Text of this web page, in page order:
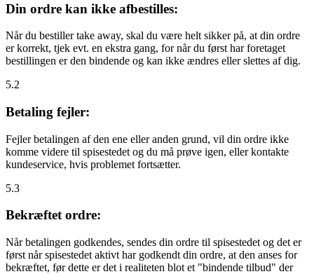
Din ordre kan ikke afbestilles:
Når du bestiller take away, skal du være helt sikker på, at din ordre
er korrekt, tjek evt. en ekstra gang, for når du først har foretaget
bestillingen er den bindende og kan ikke ændres eller slettes af dig.
5.2
Betaling fejler:
Fejler betalingen af den ene eller anden grund, vil din ordre ikke
komme videre til spisestedet og du må prøve igen, eller kontakte
kundeservice, hvis problemet fortsætter.
5.3
Bekræftet ordre:
Når betalingen godkendes, sendes din ordre til spisestedet og det er
først når spisestedet aktivt har godkendt din ordre, at den anses for
bekræftet, før dette er det i realiteten blot et "bindende tilbud" der